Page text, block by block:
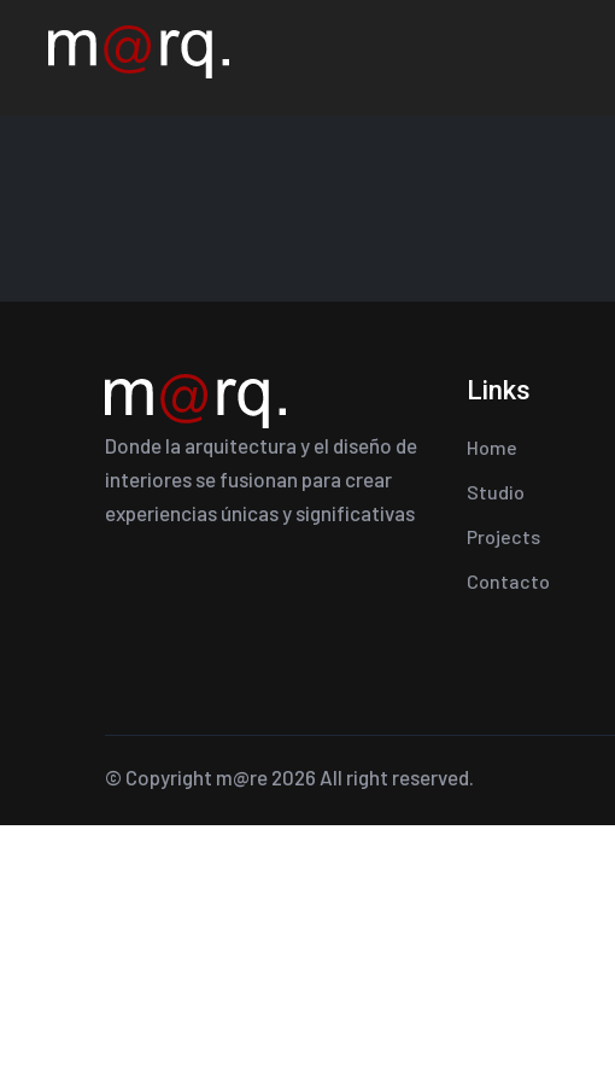
Donde la arquitectura y el diseño de
interiores se fusionan para crear
experiencias únicas y significativas
Links
Home
Studio
Projects
Contacto
© Copyright m@re 2026 All right reserved.